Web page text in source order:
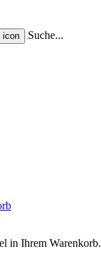
Suche...
in Ihrem Warenkorb.